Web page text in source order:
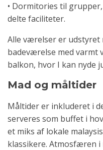
• Dormitories til
delte faciliteter.
Alle værelser er udstyret
badeværelse med varmt
balkon, hvor I kan nyde
Mad og måltider
Måltider er inkluderet i
serveres som buffet i
et miks af lokale
klassikere. Atmosfæren